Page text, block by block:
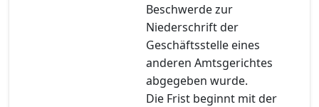
Beschwerde zur
Niederschrift der
Geschäftsstelle eines
anderen Amtsgerichtes
abgegeben wurde.
Die Frist beginnt mit der